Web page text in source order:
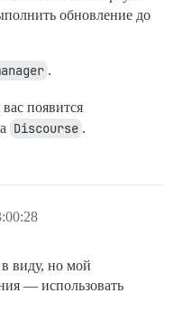
обновление до
.
появится
Discourse .
виду, но мой
— использовать